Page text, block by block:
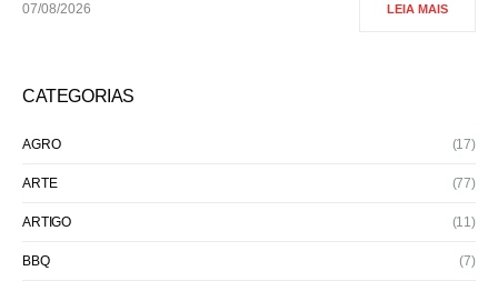
07/08/2026 LEIA MAIS
CATEGORIAS
AGRO (17)
ARTE (77)
ARTIGO (11)
BBQ (7)